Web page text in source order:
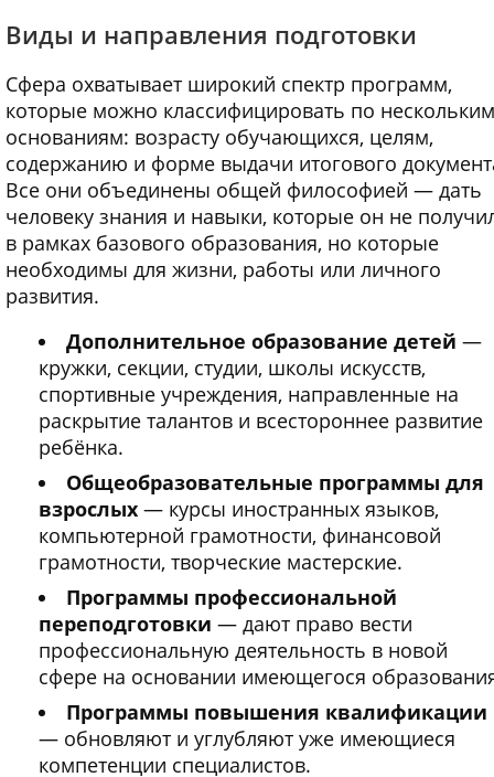
Виды и направления подготовки
Сфера охватывает широкий спектр программ,
которые можно классифицировать по нескольким
основаниям: возрасту обучающихся, целям,
содержанию и форме выдачи итогового
Все они объединены общей философией — дать
человеку знания и навыки, которые он не
в рамках базового образования, но которые
необходимы для жизни, работы или личного
развития.
Дополнительное образование детей —
кружки, секции, студии, школы искусств,
спортивные учреждения, направленные на
раскрытие талантов и всестороннее развитие
ребёнка.
Общеобразовательные программы для
взрослых — курсы иностранных языков,
компьютерной грамотности, финансовой
грамотности, творческие мастерские.
Программы профессиональной
переподготовки — дают право вести
профессиональную деятельность в новой
сфере на основании имеющегося
Программы повышения квалификации
— обновляют и углубляют уже имеющиеся
компетенции специалистов.